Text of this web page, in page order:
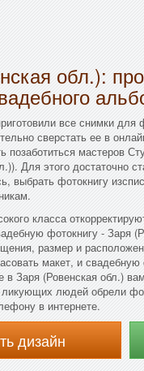
обл.):
все снимки для
сверстать ее в
позаботиться мастеров
Для этого достаточно
выбрать фотокнигу
класса
фотокнигу - Заря
размер и
макет, и
в Заря (Ровенская обл.)
людей обрели
в интернете.
дизайн